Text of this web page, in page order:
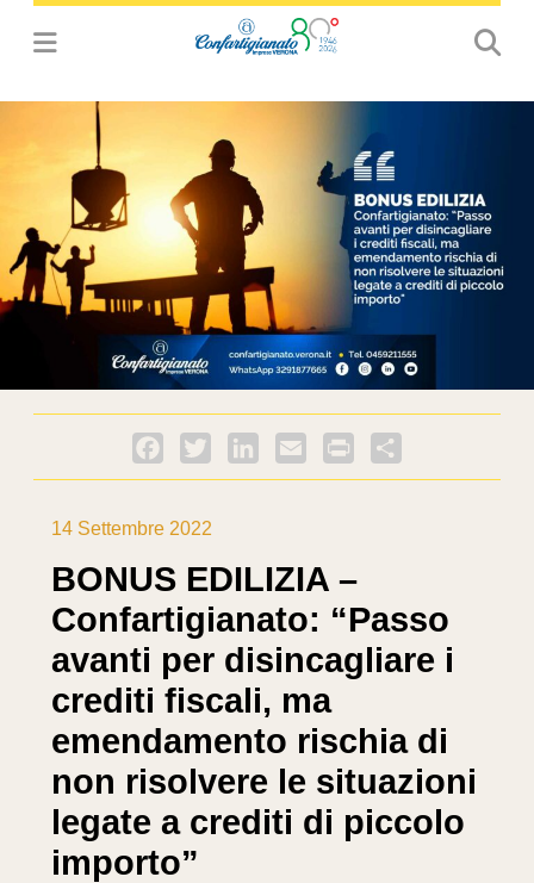
Facebook
Twitter LinkedInEmail PrintFriendly
14 Settembre 2022
BONUS EDILIZIA –
Confartigianato: “Passo
avanti per disincagliare i
crediti fiscali, ma
emendamento rischia di
non risolvere le situazioni
legate a crediti di piccolo
importo”